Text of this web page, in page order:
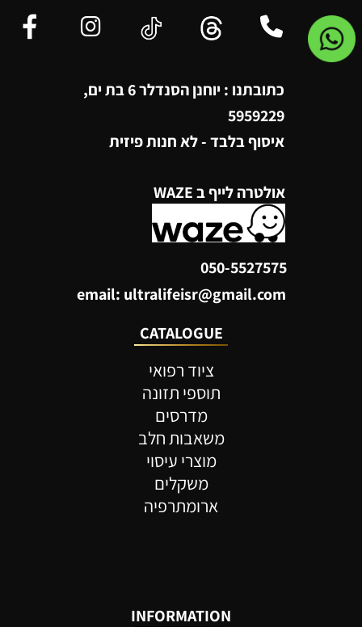
כתובתנו : יוחנן הסנדלר 6 בת ים,
5959229
איסוף בלבד - לא חנות פיזית
אולטרה לייף ב WAZE
050-5527575
email: ultralifeisr@gmail.com
CATALOGUE
ציוד רפואי
תוספי תזונה
מדרסים
משאבות חלב
מוצרי עיסוי
משקלים
ארומתרפיה
INFORMATION